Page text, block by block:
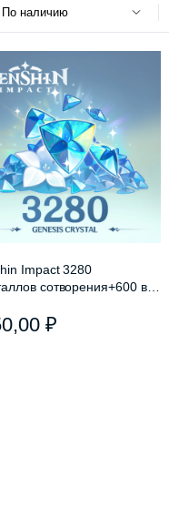
Impact 3280
сотворения+600 в
₽